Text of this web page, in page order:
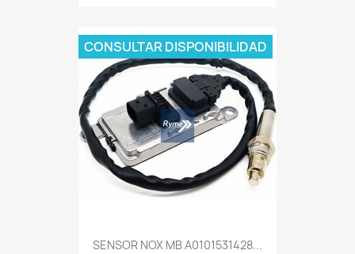
SENSOR NOX MB A0101531428...
CONSULTAR DISPONIBILIDAD